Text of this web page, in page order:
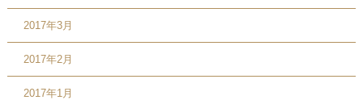
2017年3月
2017年2月
2017年1月